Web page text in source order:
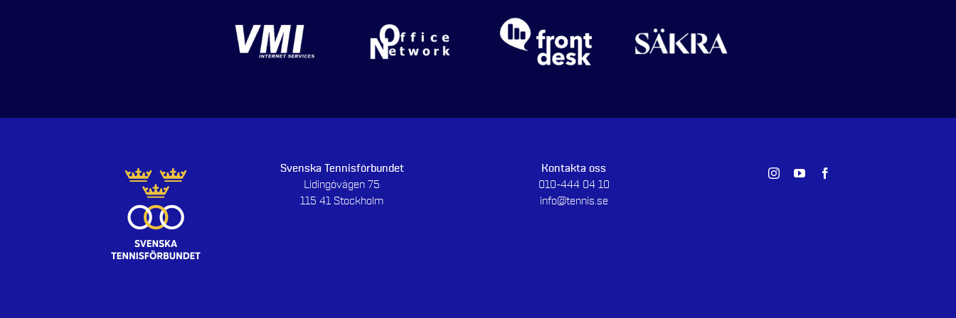
Svenska Tennisförbundet
Lidingövägen 75
115 41 Stockholm
Kontakta oss
010-444 04 10
info@tennis.se